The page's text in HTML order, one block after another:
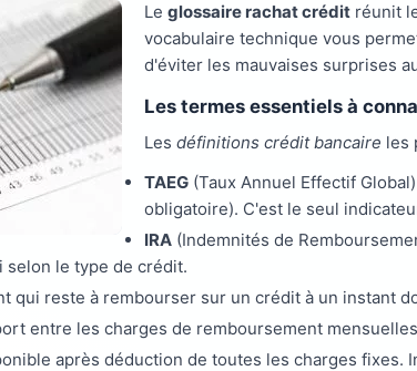
Le glossaire rachat crédit réunit
vocabulaire technique vous
d'éviter les mauvaises surprises
Les termes essentiels à
Les définitions crédit bancaire les
TAEG (Taux Annuel Effectif
obligatoire). C'est le seul
IRA (Indemnités de
selon le type de crédit.
qui reste à rembourser sur un crédit à un instant
entre les charges de remboursement
après déduction de toutes les charges fixes.